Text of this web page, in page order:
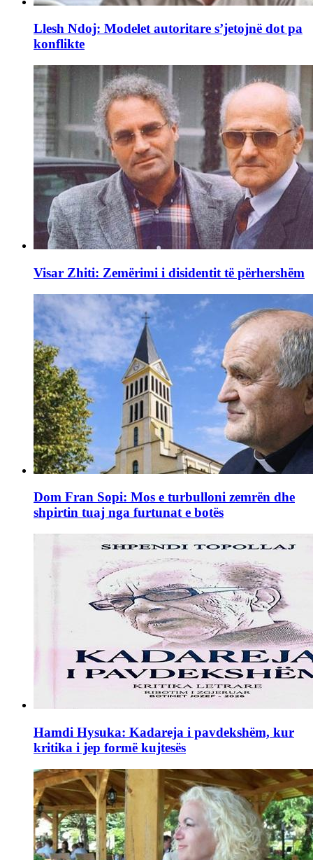
Llesh Ndoj: Modelet autoritare s’jetojnë dot pa
konflikte
Visar Zhiti: Zemërimi i disidentit të përhershëm
Dom Fran Sopi: Mos e turbulloni zemrën dhe
shpirtin tuaj nga furtunat e botës
Hamdi Hysuka: Kadareja i pavdekshëm, kur
kritika i jep formë kujtesës